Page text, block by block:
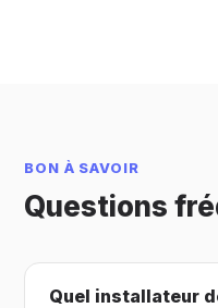
BON À SAVOIR
Questions
Quel installateur